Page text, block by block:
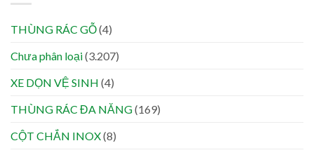
THÙNG RÁC GỖ(4)
Chưa phân loại(3.207)
XE DỌN VỆ SINH (4)
THÙNG RÁC ĐA NĂNG(169)
CỘT CHẮN INOX(8)